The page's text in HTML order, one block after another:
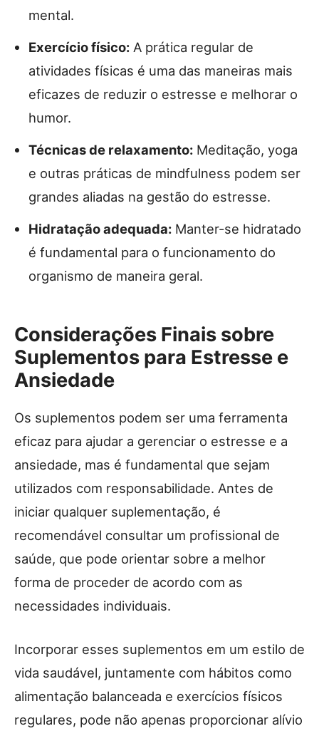
mental.
Exercício físico: A prática regular de
atividades físicas é uma das maneiras mais
eficazes de reduzir o estresse e melhorar o
humor.
Técnicas de relaxamento: Meditação, yoga
e outras práticas de mindfulness podem ser
grandes aliadas na gestão do estresse.
Hidratação adequada: Manter-se hidratado
é fundamental para o funcionamento do
organismo de maneira geral.
Considerações Finais sobre
Suplementos para Estresse e
Ansiedade
Os suplementos podem ser uma ferramenta
eficaz para ajudar a gerenciar o estresse e a
ansiedade, mas é fundamental que sejam
utilizados com responsabilidade. Antes de
iniciar qualquer suplementação, é
recomendável consultar um profissional de
saúde, que pode orientar sobre a melhor
forma de proceder de acordo com as
necessidades individuais.
Incorporar esses suplementos em um estilo de
vida saudável, juntamente com hábitos como
alimentação balanceada e exercícios físicos
regulares, pode não apenas proporcionar alívio